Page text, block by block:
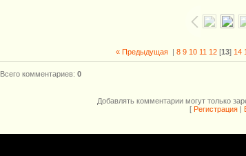
« Предыдущая| 8 9 10 11 12[13] 14
Всего комментариев: 0
Добавлять комментарии могут только
[ Регистрация